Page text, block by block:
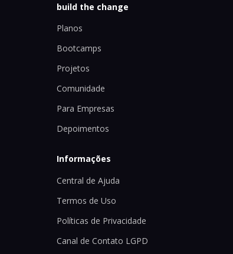
build the change
Planos
Bootcamps
Projetos
Comunidade
Para Empresas
Depoimentos
Informações
Central de Ajuda
Termos de Uso
Políticas de Privacidade
Canal de Contato LGPD